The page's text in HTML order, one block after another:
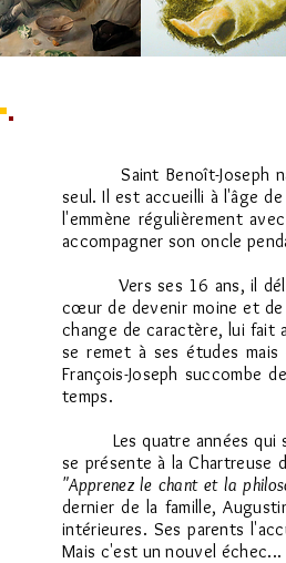
Saint Benoît-
seul. Il est accueilli à l'âge
l'emmène régulièrement
accompagner son oncle
Vers ses 16 ans, il
cœur de devenir moine et de
change de caractère, lui fait
se remet à ses études
François-Joseph succombe
temps.
Les quatre années qui
se présente à la Chartreuse
"Apprenez le chant et la
dernier de la famille,
intérieures. Ses parents
Mais c'est un nouvel